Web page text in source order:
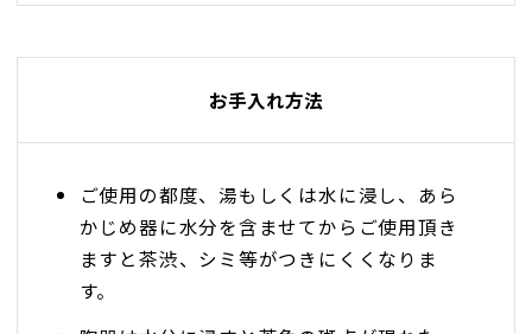
お手入れ方法
ご使用の都度、湯もしくは水に浸し、あら
かじめ器に水分を含ませてからご使用頂き
ますと茶渋、シミ等がつきにくくなりま
す。